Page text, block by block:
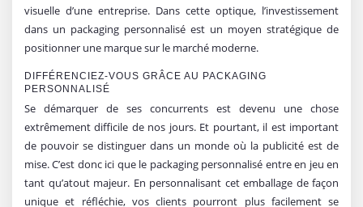
visuelle d’une entreprise. Dans cette optique, l’investissement
dans un packaging personnalisé est un moyen stratégique de
positionner une marque sur le marché moderne.
DIFFÉRENCIEZ-VOUS GRÂCE AU PACKAGING
PERSONNALISÉ
Se démarquer de ses concurrents est devenu une chose
extrêmement difficile de nos jours. Et pourtant, il est important
de pouvoir se distinguer dans un monde où la publicité est de
mise. C’est donc ici que le packaging personnalisé entre en jeu en
tant qu’atout majeur. En personnalisant cet emballage de façon
unique et réfléchie, vos clients pourront plus facilement se